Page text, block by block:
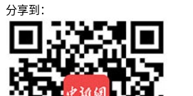
分享到：